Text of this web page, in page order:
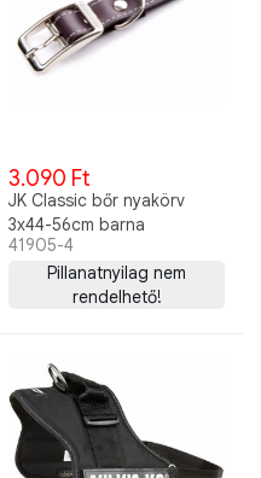
3.090 Ft
JK Classic bőr nyakörv
3x44-56cm barna
41905-4
Pillanatnyilag nem
rendelhető!